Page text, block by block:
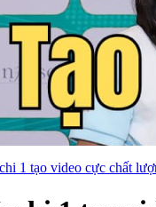
1 tạo video cực chất